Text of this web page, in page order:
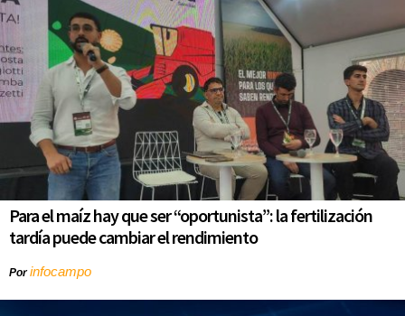
Para el maíz hay que ser “oportunista”: la fertilización
tardía puede cambiar el rendimiento
Porinfocampo